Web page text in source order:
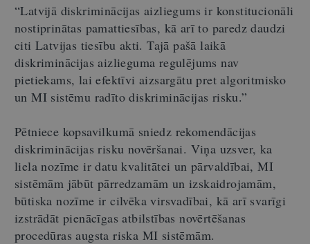
“Latvijā diskriminācijas aizliegums ir konstitucionāli
nostiprinātas pamattiesības, kā arī to paredz daudzi
citi Latvijas tiesību akti. Tajā pašā laikā
diskriminācijas aizlieguma regulējums nav
pietiekams, lai efektīvi aizsargātu pret algoritmisko
un MI sistēmu radīto diskriminācijas risku.”
Pētniece kopsavilkumā sniedz rekomendācijas
diskriminācijas risku novēršanai. Viņa uzsver, ka
liela nozīme ir datu kvalitātei un pārvaldībai, MI
sistēmām jābūt pārredzamām un izskaidrojamām,
būtiska nozīme ir cilvēka virsvadībai, kā arī svarīgi
izstrādāt pienācīgas atbilstības novērtēšanas
procedūras augsta riska MI sistēmām.